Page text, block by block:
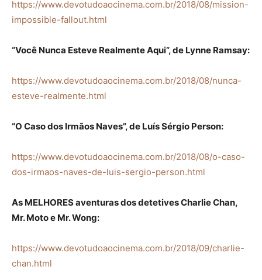
https://www.devotudoaocinema.com.br/2018/08/mission-
impossible-fallout.html
“Você Nunca Esteve Realmente Aqui”, de Lynne Ramsay:
https://www.devotudoaocinema.com.br/2018/08/nunca-
esteve-realmente.html
“O Caso dos Irmãos Naves”, de Luís Sérgio Person:
https://www.devotudoaocinema.com.br/2018/08/o-caso-
dos-irmaos-naves-de-luis-sergio-person.html
As MELHORES aventuras dos detetives Charlie Chan,
Mr. Moto e Mr. Wong:
https://www.devotudoaocinema.com.br/2018/09/charlie-
chan.html